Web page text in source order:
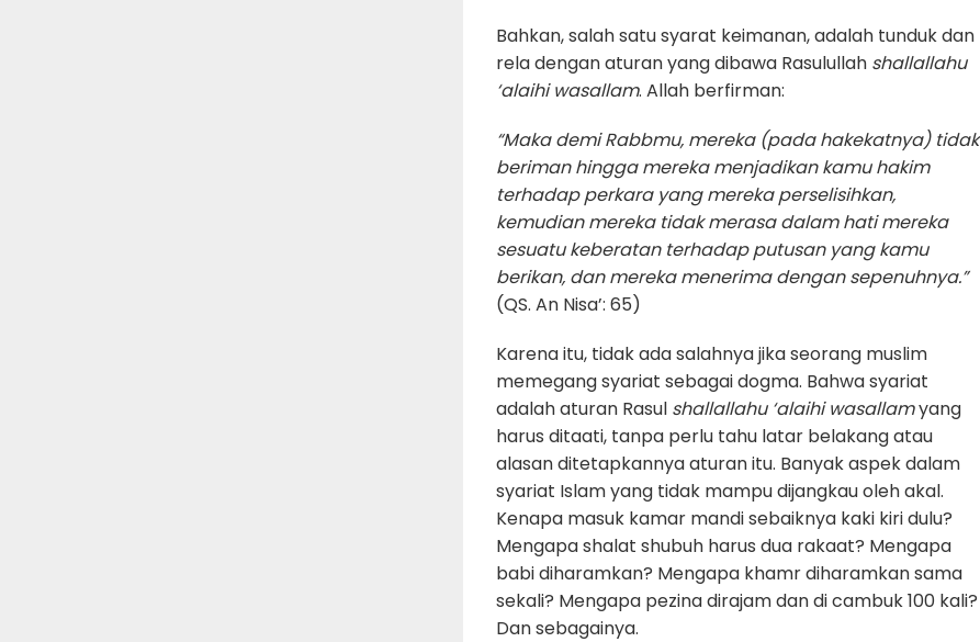
Bahkan, salah satu syarat keimanan, adalah tunduk dan
rela dengan aturan yang dibawa Rasulullah shallallahu
‘alaihi wasallam. Allah berfirman:
“Maka demi Rabbmu, mereka (pada hakekatnya) tidak
beriman hingga mereka menjadikan kamu hakim
terhadap perkara yang mereka perselisihkan,
kemudian mereka tidak merasa dalam hati mereka
sesuatu keberatan terhadap putusan yang kamu
berikan, dan mereka menerima dengan sepenuhnya.”
(QS. An Nisa’: 65)
Karena itu, tidak ada salahnya jika seorang muslim
memegang syariat sebagai dogma. Bahwa syariat
adalah aturan Rasul shallallahu ‘alaihi wasallamyang
harus ditaati, tanpa perlu tahu latar belakang atau
alasan ditetapkannya aturan itu. Banyak aspek dalam
syariat Islam yang tidak mampu dijangkau oleh akal.
Kenapa masuk kamar mandi sebaiknya kaki kiri dulu?
Mengapa shalat shubuh harus dua rakaat? Mengapa
babi diharamkan? Mengapa khamr diharamkan sama
sekali? Mengapa pezina dirajam dan di cambuk 100 kali?
Dan sebagainya.